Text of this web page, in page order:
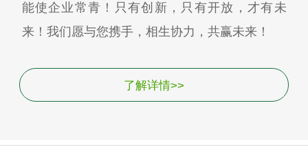
能使企业常青！只有创新，只有开放，才有未
来！我们愿与您携手，相生协力，共赢未来！
了解详情>>